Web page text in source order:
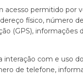
permitido por
físico, número
(GPS), informações
com e uso
de telefone,